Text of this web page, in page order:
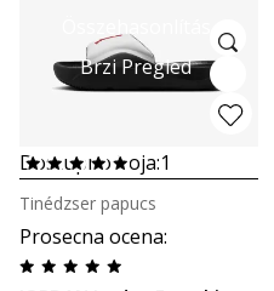
Brzi Pregled
Dostupno boja:1
Prosecna ocena:
Tinédzser papucs